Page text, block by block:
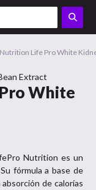
Life Pro White
White
Nutrition es un
fórmula a base de
de calorías